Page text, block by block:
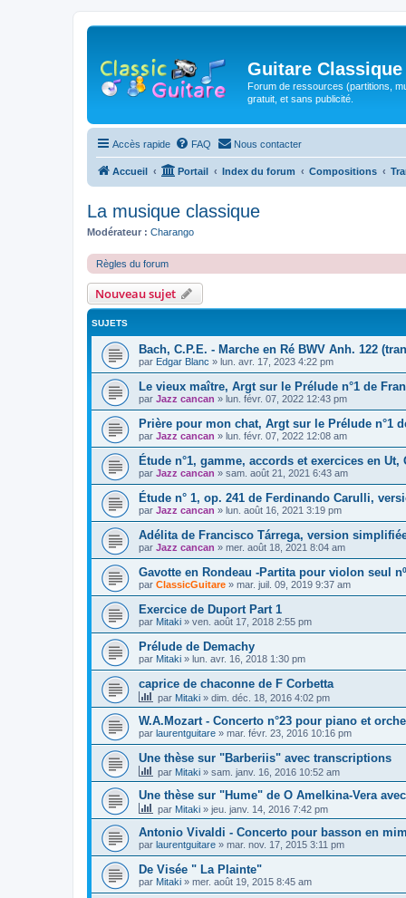
Guitare Classique
Forum de ressources (partitions,
gratuit, et sans publicité.
Accès rapide FAQ Nous contacter
Accueil Portail Index du forum Compositions
La musique classique
Modérateur : Charango
Règles du forum
Nouveau sujet
SUJETS
Bach, C.P.E. - Marche en Ré BWV Anh. 122
par Edgar Blanc » lun. avr. 17, 2023 4:22 pm
Le vieux maître, Argt sur le Prélude n°1 de
par Jazz cancan » lun. févr. 07, 2022 12:43 pm
Prière pour mon chat, Argt sur le Prélude n°1
par Jazz cancan » lun. févr. 07, 2022 12:08 am
Étude n°1, gamme, accords et exercices en
par Jazz cancan » sam. août 21, 2021 6:43 am
Étude n° 1, op. 241 de Ferdinando Carulli,
par Jazz cancan » lun. août 16, 2021 3:19 pm
Adélita de Francisco Tárrega, version
par Jazz cancan » mer. août 18, 2021 8:04 am
Gavotte en Rondeau -Partita pour violon seul
par ClassicGuitare » mar. juil. 09, 2019 9:37 am
Exercice de Duport Part 1
par Mitaki » ven. août 17, 2018 2:55 pm
Prélude de Demachy
par Mitaki » lun. avr. 16, 2018 1:30 pm
caprice de chaconne de F Corbetta
par Mitaki » dim. déc. 18, 2016 4:02 pm
W.A.Mozart - Concerto n°23 pour piano et
par laurentguitare » mar. févr. 23, 2016 10:16 pm
Une thèse sur "Barberiis" avec transcriptions
par Mitaki » sam. janv. 16, 2016 10:52 am
Une thèse sur "Hume" de O Amelkina-Vera
par Mitaki » jeu. janv. 14, 2016 7:42 pm
Antonio Vivaldi - Concerto pour basson en
par laurentguitare » mar. nov. 17, 2015 3:11 pm
De Visée " La Plainte"
par Mitaki » mer. août 19, 2015 8:45 am